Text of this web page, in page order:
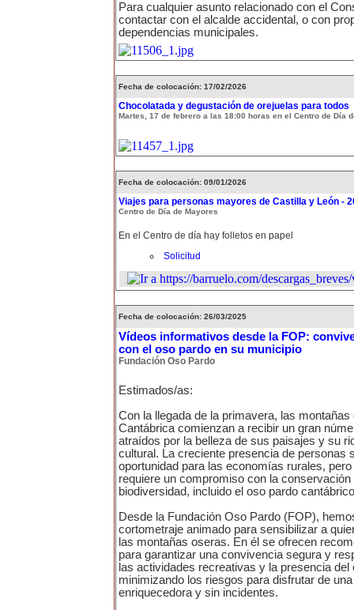
Para cualquier asunto relacionado con el
contactar con el alcalde accidental, o con
dependencias municipales.
Fecha de colocación: 17/02/2026
Chocolatada y degustación de orejuelas para todos
Martes, 17 de febrero a las 18:00 horas en el Centro de Día
Fecha de colocación: 09/01/2026
Viajes para personas mayores de Castilla y León -
Centro de Día de Mayores
En el Centro de día hay folletos en papel
Solicitud
Fecha de colocación: 26/03/2025
Vídeos informativos desde la FOP:
con el oso pardo en su municipio
Fundación Oso Pardo
Estimados/as:
Con la llegada de la primavera, las montañas
Cantábrica comienzan a recibir un gran
atraídos por la belleza de sus paisajes y su
cultural. La creciente presencia de personas
oportunidad para las economías rurales,
requiere un compromiso con la conservación
biodiversidad, incluido el oso pardo
Desde la Fundación Oso Pardo (FOP),
cortometraje animado para sensibilizar a
las montañas oseras. En él se ofrecen
para garantizar una convivencia segura y
las actividades recreativas y la presencia del
minimizando los riesgos para disfrutar de
enriquecedora y sin incidentes.